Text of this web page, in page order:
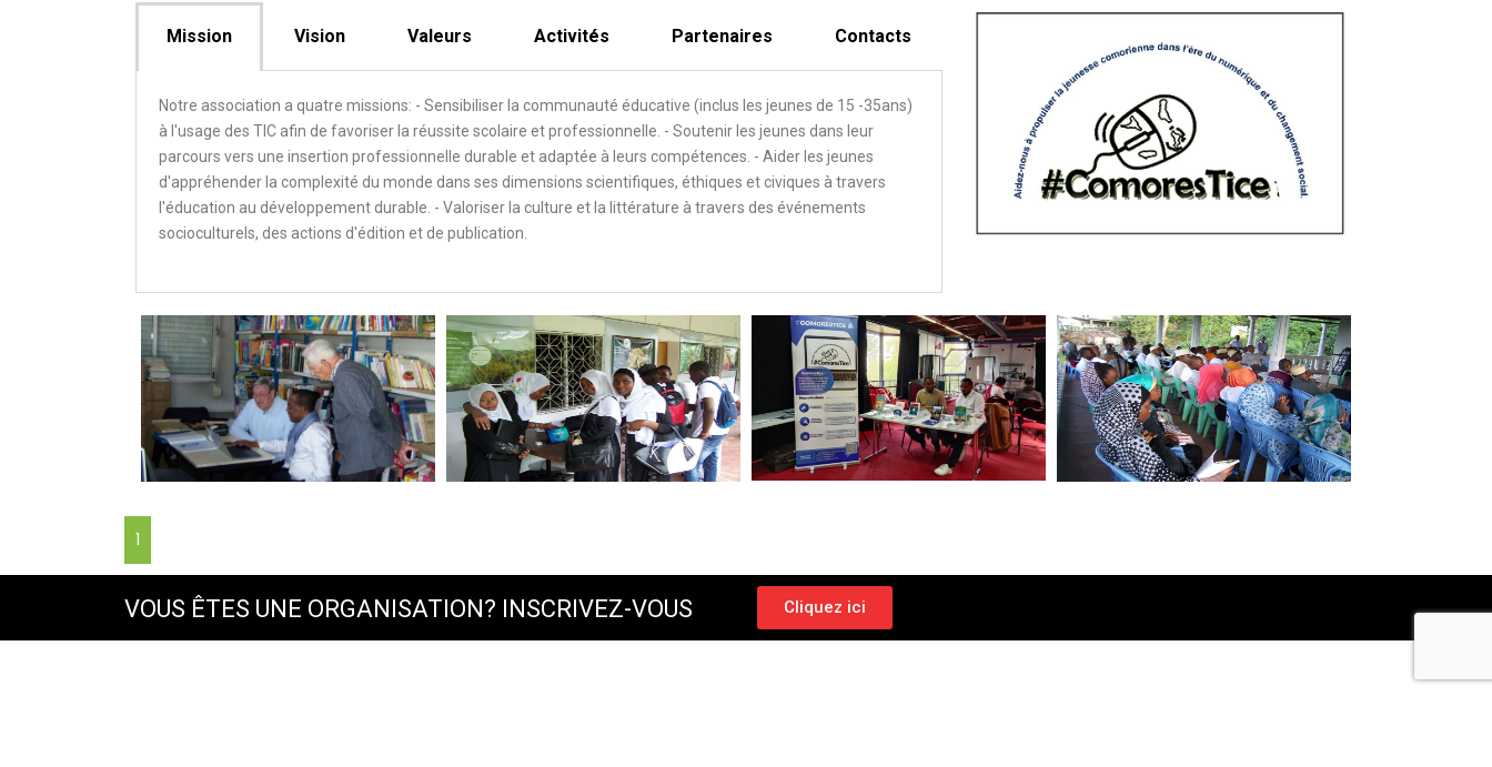
Mission Vision Valeurs Activités Partenaires Contacts
Notre association a quatre missions: - Sensibiliser la communauté éducative (inclus les jeunes de 15 -35ans)
à l'usage des TIC afin de favoriser la réussite scolaire et professionnelle. - Soutenir les jeunes dans leur
parcours vers une insertion professionnelle durable et adaptée à leurs compétences. - Aider les jeunes
d'appréhender la complexité du monde dans ses dimensions scientifiques, éthiques et civiques à travers
l'éducation au développement durable. - Valoriser la culture et la littérature à travers des événements
socioculturels, des actions d'édition et de publication.
1
VOUS ÊTES UNE ORGANISATION? INSCRIVEZ-VOUS Cliquez ici